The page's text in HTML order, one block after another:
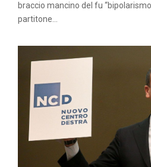
braccio mancino del fu
partitone...